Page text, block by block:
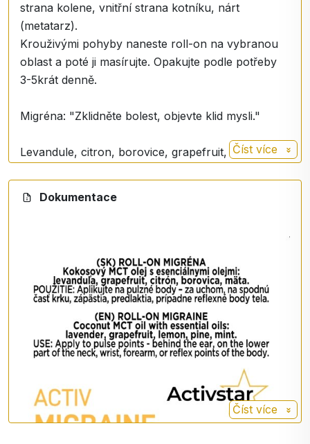
strana kolene, vnitřní strana kotníku, nárt
(metatarz).
Krouživými pohyby naneste roll-on na vybranou
oblast a poté ji masírujte. Opakujte podle potřeby
3-5krát denně.
Migréna: "Zklidněte bolest, objevte klid mysli."
Levandule, citron, borovice, grapefruit, máta
roztroušené skleróze, bolesti svalů a kloubů,
Číst více
Dokumentace
Číst více